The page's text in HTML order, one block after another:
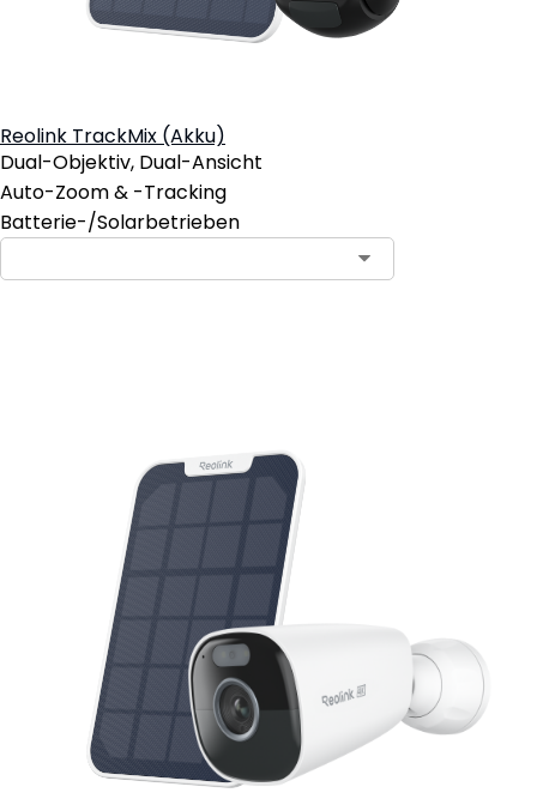
Reolink TrackMix (Akku)
Dual-Objektiv, Dual-Ansicht
Auto-Zoom & -Tracking
Batterie-/Solarbetrieben